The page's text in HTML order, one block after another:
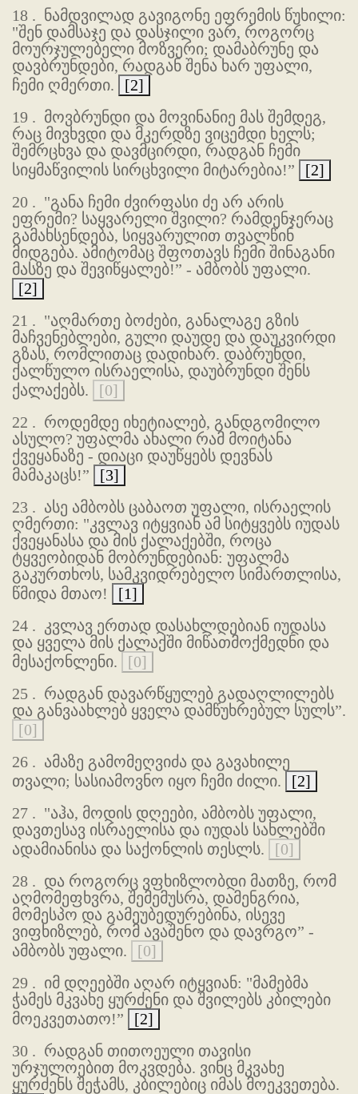
18 . ნამდვილად გავიგონე ეფრემის წუხილი:
"შენ დამსაჯე და დასჯილი ვარ, როგორც
მოურჯულებელი მოზვერი; დამაბრუნე და
დავბრუნდები, რადგან შენა ხარ უფალი,
ჩემი ღმერთი.
[2]
19 . მოვბრუნდი და მოვინანიე მას შემდეგ,
რაც მივხვდი და მკერდზე ვიცემდი ხელს;
შემრცხვა და დავმცირდი, რადგან ჩემი
სიყმაწვილის სირცხვილი მიტარებია!”
[2]
20 . "განა ჩემი ძვირფასი ძე არ არის
ეფრემი? საყვარელი შვილი? რამდენჯერაც
გამახსენდება, სიყვარულით თვალწინ
მიდგება. ამიტომაც შფოთავს ჩემი შინაგანი
მასზე და შევიწყალებ!” - ამბობს უფალი.
[2]
21 . "აღმართე ბოძები, განალაგე გზის
მაჩვენებლები, გული დაუდე და დაუკვირდი
გზას, რომლითაც დადიხარ. დაბრუნდი,
ქალწულო ისრაელისა, დაუბრუნდი შენს
ქალაქებს.
[0]
22 . როდემდე იხეტიალებ, განდგომილო
ასულო? უფალმა ახალი რამ მოიტანა
ქვეყანაზე - დიაცი დაუწყებს დევნას
მამაკაცს!”
[3]
23 . ასე ამბობს ცაბაოთ უფალი, ისრაელის
ღმერთი: "კვლავ იტყვიან ამ სიტყვებს იუდას
ქვეყანასა და მის ქალაქებში, როცა
ტყვეობიდან მობრუნდებიან: უფალმა
გაკურთხოს, სამკვიდრებელო სიმართლისა,
წმიდა მთაო!
[1]
24 . კვლავ ერთად დასახლდებიან იუდასა
და ყველა მის ქალაქში მიწათმოქმედნი და
მესაქონლენი.
[0]
25 . რადგან დავარწყულებ გადაღლილებს
და განვაახლებ ყველა დამწუხრებულ სულს”.
[0]
26 . ამაზე გამომეღვიძა და გავახილე
თვალი; სასიამოვნო იყო ჩემი ძილი.
[2]
27 . "აჰა, მოდის დღეები, ამბობს უფალი,
დავთესავ ისრაელისა და იუდას სახლებში
ადამიანისა და საქონლის თესლს.
[0]
28 . და როგორც ვფხიზლობდი მათზე, რომ
აღმომეფხვრა, შემემუსრა, დამენგრია,
მომესპო და გამეუბედურებინა, ისევე
ვიფხიზლებ, რომ ავაშენო და დავრგო” -
ამბობს უფალი.
[0]
29 . იმ დღეებში აღარ იტყვიან: "მამებმა
ჭამეს მკვახე ყურძენი და შვილებს კბილები
მოეკვეთათო!”
[2]
30 . რადგან თითოეული თავისი
ურჯულოებით მოკვდება. ვინც მკვახე
ყურძენს შეჭამს, კბილებიც იმას მოეკვეთება.